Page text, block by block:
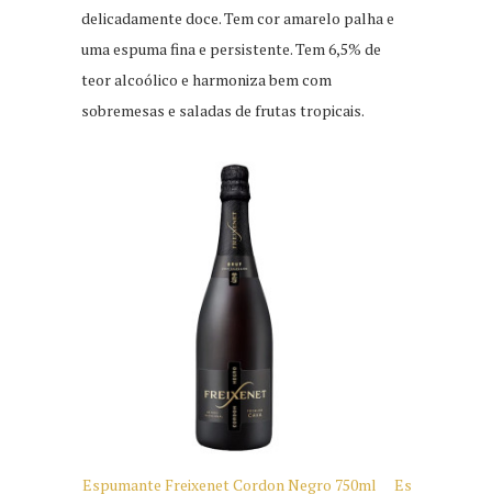
delicadamente doce. Tem cor amarelo palha e
uma espuma fina e persistente. Tem 6,5% de
teor alcoólico e harmoniza bem com
sobremesas e saladas de frutas tropicais.
Espumante Freixenet Cordon Negro 750ml Espumante